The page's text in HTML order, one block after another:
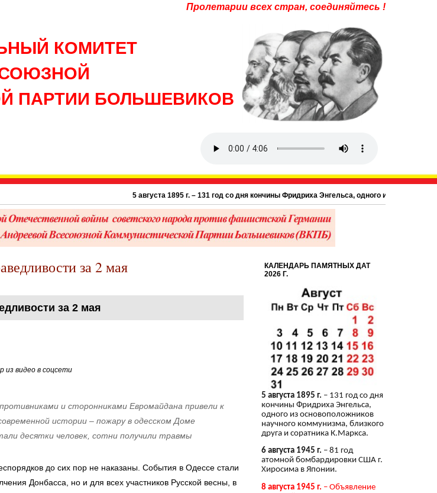
Пролетарии всех стран, соединяйтесь !
КОМИТЕТ
ПАРТИИ БОЛЬШЕВИКОВ
5 августа 1895 г. – 131 год со дня кончины Фридриха Энгельса, одного из основоположников
за 2 мая
за 2 мая
из видео в соцсети
и сторонниками Евромайдана привели к
истории – пожару в одесском Доме
десятки человек, сотни получили травмы
до сих пор не наказаны. События в Одессе стали
Донбасса, но и для всех участников Русской весны, в
КАЛЕНДАРЬ ПАМЯТНЫХ ДАТ
2026 Г.
5 августа 1895 г. – 131 год со дня
кончины Фридриха Энгельса,
одного из основоположников
научного коммунизма, близкого
друга и соратника К.Маркса.
6 августа 1945 г. – 81 год
атомной бомбардировки США г.
Хиросима в Японии.
8 августа 1945 г. – Объявление